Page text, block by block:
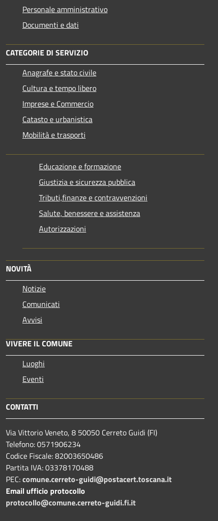
Personale amministrativo
Documenti e dati
CATEGORIE DI SERVIZIO
Anagrafe e stato civile
Cultura e tempo libero
Imprese e Commercio
Catasto e urbanistica
Mobilità e trasporti
Educazione e formazione
Giustizia e sicurezza pubblica
Tributi,finanze e contravvenzioni
Salute, benessere e assistenza
Autorizzazioni
NOVITÀ
Notizie
Comunicati
Avvisi
VIVERE IL COMUNE
Luoghi
Eventi
CONTATTI
Via Vittorio Veneto, 8 50050 Cerreto Guidi (FI)
Telefono: 0571906234
Codice Fiscale: 82003650486
Partita IVA: 03378170488
PEC:comune.cerreto-guidi@postacert.toscana.it
Email ufficio protocollo
protocollo@comune.cerreto-guidi.fi.it